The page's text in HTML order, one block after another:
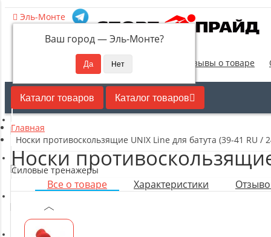
Эль-Монте
Ваш город —Эль-Монте?
Отзывы о товаре
Каталог товаров Каталог товаров
Кардиотренажеры
Силовые тренажеры
Свободные веса
Главная
Носки противоскользящие UNIX Line для батута (39-41 RU /
Носки
Все о товаре Характеристики